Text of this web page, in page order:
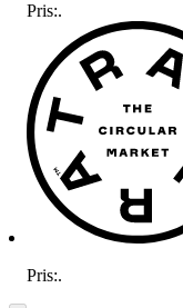
Pris:.
Pris:.